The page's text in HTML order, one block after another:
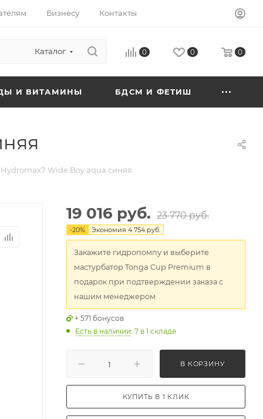
Бизнесу Контакты
Каталог 0 0 0
И ВИТАМИНЫ БДСМ И ФЕТИШ
Wide Boy aqua синяя
19 016 руб. 23 770 руб.
-20% Экономия 4 754 руб.
Закажите гидропомпу и выберите
мастурбатор Tonga Cup Premium в
подарок при подтверждении заказа с
нашим менеджером
+ 571 бонусов
Есть в наличии: 7 в 1 складе
В КОРЗИНУ
КУПИТЬ В 1 КЛИК